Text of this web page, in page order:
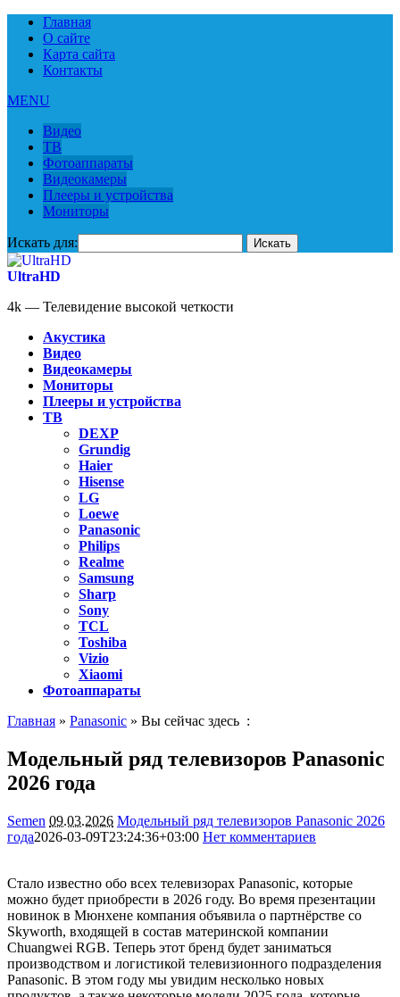
Главная
О сайте
Карта сайта
Контакты
MENU
Видео
ТВ
Фотоаппараты
Видеокамеры
Плееры и устройства
Мониторы
Искать для:
UltraHD
4k — Телевидение высокой четкости
Акустика
Видео
Видеокамеры
Мониторы
Плееры и устройства
ТВ
DEXP
Grundig
Haier
Hisense
LG
Loewe
Panasonic
Philips
Realme
Samsung
Sharp
Sony
TCL
Toshiba
Vizio
Xiaomi
Фотоаппараты
Главная » Panasonic » Вы сейчас здесь :
Модельный ряд телевизоров Panasonic
2026 года
Semen 09.03.2026 Модельный ряд телевизоров Panasonic 2026
года2026-03-09T23:24:36+03:00 Нет комментариев
Стало известно обо всех телевизорах Panasonic, которые
можно будет приобрести в 2026 году. Во время презентации
новинок в Мюнхене компания объявила о партнёрстве со
Skyworth, входящей в состав материнской компании
Chuangwei RGB. Теперь этот бренд будет заниматься
производством и логистикой телевизионного подразделения
Panasonic. В этом году мы увидим несколько новых